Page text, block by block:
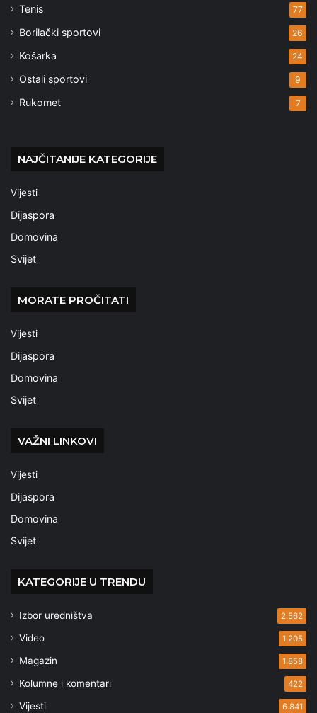
Tenis 77
Borilački sportovi 26
Košarka 24
Ostali sportovi 9
Rukomet 7
NAJČITANIJE KATEGORIJE
Vijesti
Dijaspora
Domovina
Svijet
MORATE PROČITATI
Vijesti
Dijaspora
Domovina
Svijet
VAŽNI LINKOVI
Vijesti
Dijaspora
Domovina
Svijet
KATEGORIJE U TRENDU
Izbor uredništva 2.562
Video 1.205
Magazin 1.858
Kolumne i komentari 422
Vijesti 6.841